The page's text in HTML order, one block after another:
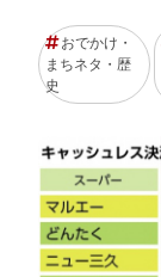
おでかけ・
まちネタ・歴
史